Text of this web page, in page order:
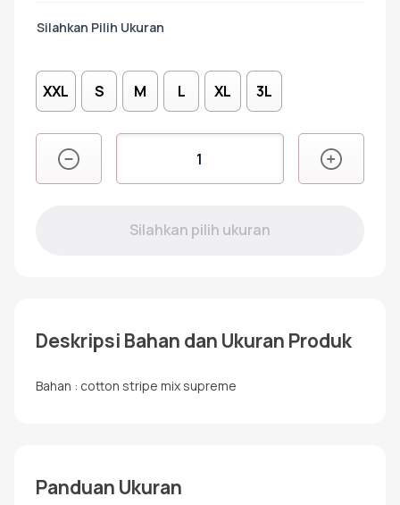
Tunik
Ukuran
XXL S M L XL 3L
RGD-
Deskripsi Bahan dan Ukuran Produk
Bahan : cotton stripe mix supreme
Panduan Ukuran